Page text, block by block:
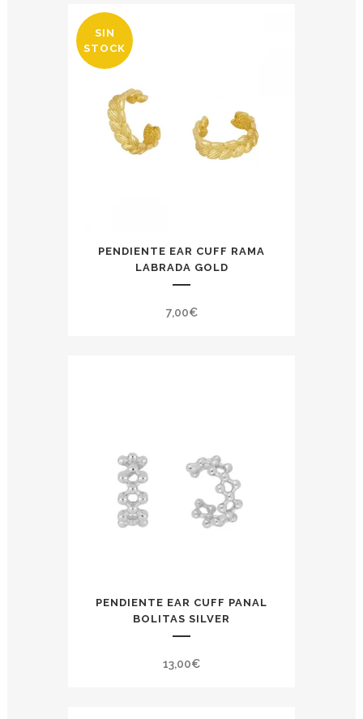
SIN
STOCK
PENDIENTE EAR CUFF RAMA
LABRADA GOLD
7,00€
PENDIENTE EAR CUFF PANAL
BOLITAS SILVER
13,00€